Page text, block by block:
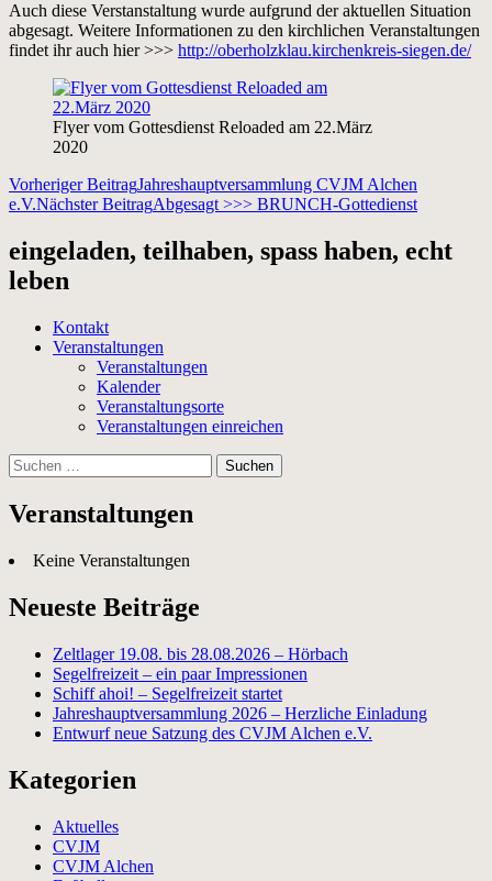
Auch diese Verstanstaltung wurde aufgrund der aktuellen Situation
abgesagt. Weitere Informationen zu den kirchlichen Veranstaltungen
findet ihr auch hier >>> http://oberholzklau.kirchenkreis-siegen.de/
Flyer vom Gottesdienst Reloaded am 22.März
2020
Beitragsnavigation
Vorheriger BeitragJahreshauptversammlung CVJM Alchen
e.V.Nächster BeitragAbgesagt >>> BRUNCH-Gottedienst
eingeladen, teilhaben, spass haben, echt
leben
Kontakt
Veranstaltungen
Veranstaltungen
Kalender
Veranstaltungsorte
Veranstaltungen einreichen
Suchen
nach:
Veranstaltungen
Keine Veranstaltungen
Neueste Beiträge
Zeltlager 19.08. bis 28.08.2026 – Hörbach
Segelfreizeit – ein paar Impressionen
Schiff ahoi! – Segelfreizeit startet
Jahreshauptversammlung 2026 – Herzliche Einladung
Entwurf neue Satzung des CVJM Alchen e.V.
Kategorien
Aktuelles
CVJM
CVJM Alchen